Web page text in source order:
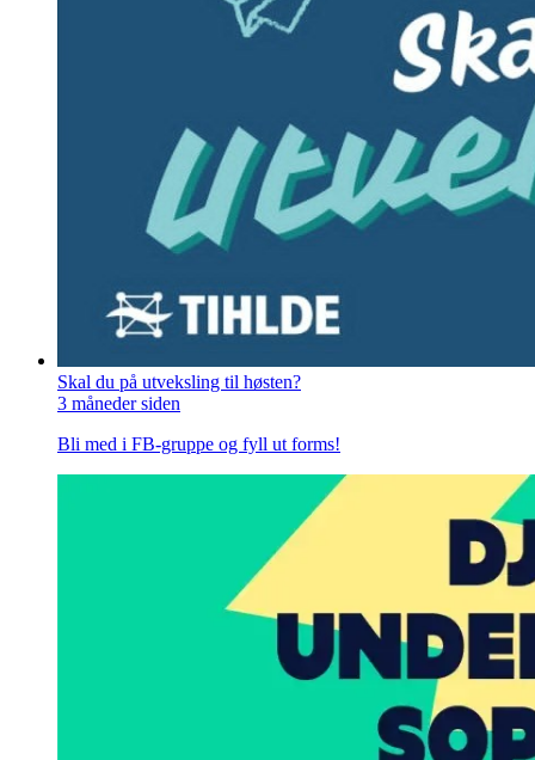
Skal du på utveksling til høsten?
3 måneder siden
Bli med i FB-gruppe og fyll ut forms!